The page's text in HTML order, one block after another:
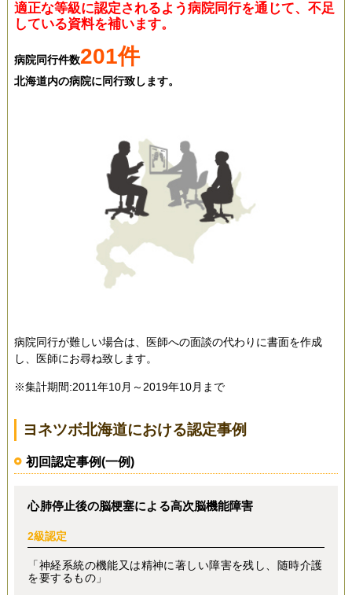
適正な等級に認定されるよう病院同行を通じて、不足
している資料を補います。
病院同行件数201件
北海道内の病院に同行致します。
病院同行が難しい場合は、医師への面談の代わりに書面を作成
し、医師にお尋ね致します。
※集計期間:2011年10月～2019年10月まで
ヨネツボ北海道における認定事例
初回認定事例(一例)
心肺停止後の脳梗塞による高次脳機能障害
2級認定
「神経系統の機能又は精神に著しい障害を残し、随時介護
を要するもの」